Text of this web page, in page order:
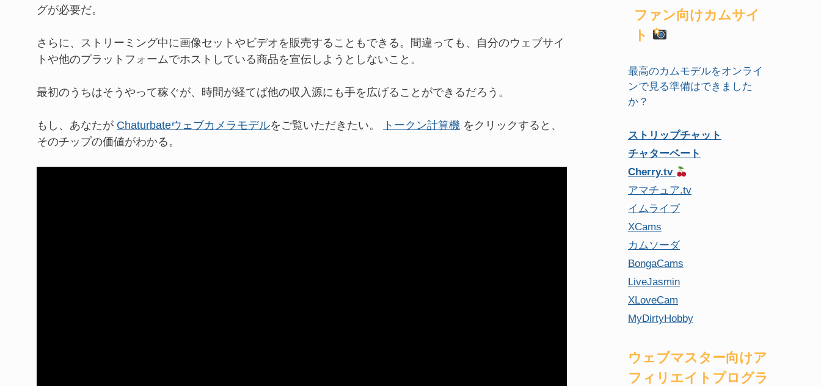
グが必要だ。
さらに、ストリーミング中に画像セットやビデオを販売することもできる。間違っても、自分のウェブサイ
トや他のプラットフォームでホストしている商品を宣伝しようとしないこと。
最初のうちはそうやって稼ぐが、時間が経てば他の収入源にも手を広げることができるだろう。
もし、あなたが Chaturbateウェブカメラモデルをご覧いただきたい。 トークン計算機 をクリックすると、
そのチップの価値がわかる。
ファン向けカムサイ
ト
最高のカムモデルをオンライ
ンで見る準備はできました
か？
ストリップチャット
チャターベート
Cherry.tv
アマチュア.tv
イムライブ
XCams
カムソーダ
BongaCams
LiveJasmin
XLoveCam
MyDirtyHobby
ウェブマスター向けア
フィリエイトプログラ